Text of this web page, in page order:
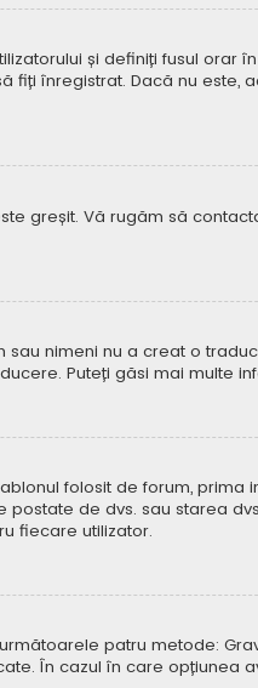
și definiți fusul orar
fiți înregistrat. Dacă nu este,
greșit. Vă rugăm să
nimeni nu a creat o
Puteți găsi mai multe
folosit de forum, prima
de dvs. sau starea
fiecare utilizator.
patru metode:
În cazul în care opțiunea